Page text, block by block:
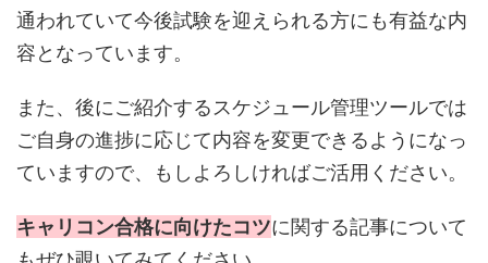
通われていて今後試験を迎えられる方にも有益な内
容となっています。
また、後にご紹介するスケジュール管理ツールでは
ご自身の進捗に応じて内容を変更できるようになっ
ていますので、もしよろしければご活用ください。
キャリコン合格に向けたコツに関する記事について